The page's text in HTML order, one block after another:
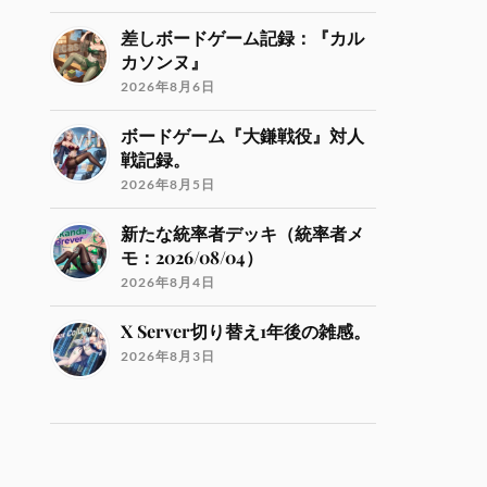
差しボードゲーム記録：『カル
カソンヌ』
2026年8月6日
ボードゲーム『大鎌戦役』対人
戦記録。
2026年8月5日
新たな統率者デッキ（統率者メ
モ：2026/08/04）
2026年8月4日
X Server切り替え1年後の雑感。
2026年8月3日